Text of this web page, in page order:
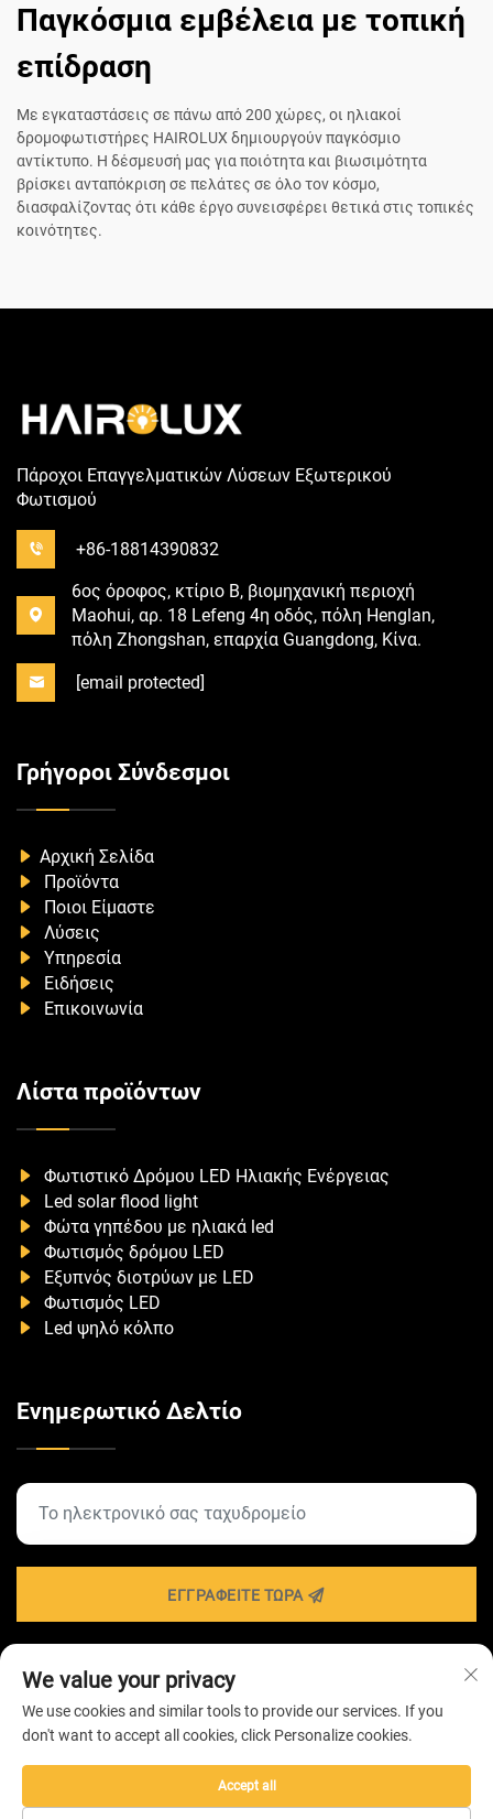
Παγκόσμια εμβέλεια με τοπική
επίδραση
Με εγκαταστάσεις σε πάνω από 200 χώρες, οι ηλιακοί
δρομοφωτιστήρες HAIROLUX δημιουργούν παγκόσμιο
αντίκτυπο. Η δέσμευσή μας για ποιότητα και βιωσιμότητα
βρίσκει ανταπόκριση σε πελάτες σε όλο τον κόσμο,
διασφαλίζοντας ότι κάθε έργο συνεισφέρει θετικά στις τοπικές
κοινότητες.
Πάροχοι Επαγγελματικών Λύσεων Εξωτερικού
Φωτισμού
+86-18814390832
6ος όροφος, κτίριο B, βιομηχανική περιοχή
Maohui, αρ. 18 Lefeng 4η οδός, πόλη Henglan,
πόλη Zhongshan, επαρχία Guangdong, Κίνα.
[email protected]
Γρήγοροι Σύνδεσμοι
Αρχική Σελίδα
Προϊόντα
Ποιοι Είμαστε
Λύσεις
Υπηρεσία
Ειδήσεις
Επικοινωνία
Λίστα προϊόντων
Φωτιστικό Δρόμου LED Ηλιακής Ενέργειας
Led solar flood light
Φώτα γηπέδου με ηλιακά led
Φωτισμός δρόμου LED
Εξυπνός διοτρύων με LED
Φωτισμός LED
Led ψηλό κόλπο
Ενημερωτικό Δελτίο
ΕΓΓΡΑΦΕΊΤΕ ΤΏΡΑ
Πνευματικά δικαιώματα © 2026 από ZHONGSHAN
HAIROLUX LIGHTING Technology Co.,Ltd - Πολιτική
We value your privacy
We use cookies and similar tools to provide our services. If you
don't want to accept all cookies, click Personalize cookies.
Accept all